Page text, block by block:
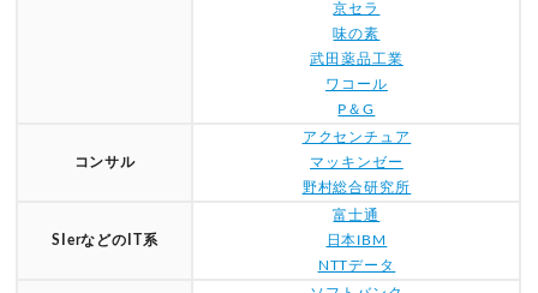
京セラ
味の素
武田薬品工業
ワコール
P＆G
コンサル
アクセンチュア
マッキンゼー
野村総合研究所
SIerなどのIT系
富士通
日本IBM
NTTデータ